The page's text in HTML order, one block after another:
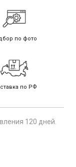
по фото
по РФ
120 дней.